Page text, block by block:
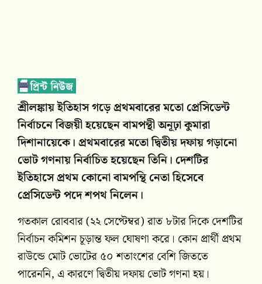
শ্রীলঙ্কায় ইতিহাস গড়ে প্রথমবারের মতো প্রেসিডেন্ট
নির্বাচনে বিজয়ী হয়েছেন বামপন্থী অনূঢ়া কুমারা
দিশানায়েকে। প্রথমবারের মতো দ্বিতীয় দফায় গড়ানো
ভোট গণনায় নির্বাচিত হয়েছেন তিনি। দেশটির
ইতিহাসে প্রথম কোনো বামপন্থি নেতা হিসেবে
প্রেসিডেন্ট পদে শপথ নিলেন।
গতকাল রোববার (২২ সেপ্টেম্বর) রাত ৮টার দিকে দেশটির
নির্বাচন কমিশন চূড়ান্ত ফল ঘোষণা করে। কোন প্রার্থী প্রথম
রাউন্ডে মোট ভোটের ৫০ শতাংশের বেশি জিততে
পারেননি, এ কারণে দ্বিতীয় দফায় ভোট গণনা হয়।